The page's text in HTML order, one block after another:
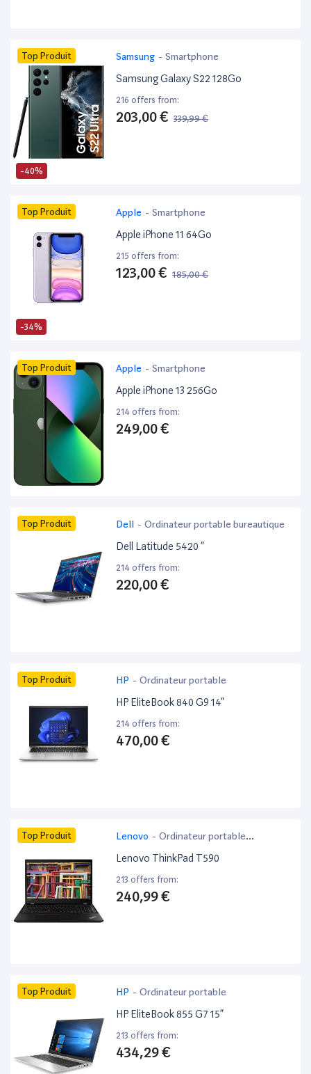
-40%
Top Produit Samsung - Smartphone
Samsung Galaxy S22 128Go
216 offers from:
203,00 € 339,99 €
-34%
Top Produit Apple - Smartphone
Apple iPhone 11 64Go
215 offers from:
123,00 € 185,00 €
Top Produit Apple - Smartphone
Apple iPhone 13 256Go
214 offers from:
249,00 €
Top Produit Dell - Ordinateur portable bureautique
Dell Latitude 5420 ”
214 offers from:
220,00 €
Top Produit HP - Ordinateur portable
HP EliteBook 840 G9 14”
214 offers from:
470,00 €
Top Produit Lenovo - Ordinateur portable
bureautique
Lenovo ThinkPad T590
213 offers from:
240,99 €
Top Produit HP - Ordinateur portable
HP EliteBook 855 G7 15”
213 offers from:
434,29 €